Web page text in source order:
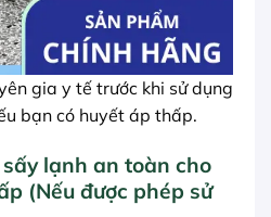
gia y tế trước khi sử dụng
bạn có huyết áp thấp.
lạnh an toàn cho
(Nếu được phép sử